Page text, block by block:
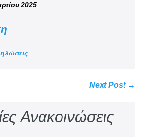
2025
Next Post →
Ανακοινώσεις